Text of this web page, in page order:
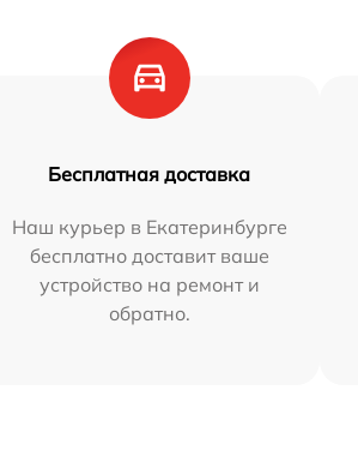
Бесплатная доставка
Наш курьер в Екатеринбурге
бесплатно доставит ваше
устройство на ремонт и
обратно.